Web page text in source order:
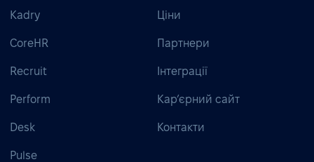
Kadry
CoreHR
Recruit
Perform
Desk
Pulse
Ціни
Партнери
Інтеграції
Кар’єрний сайт
Контакти